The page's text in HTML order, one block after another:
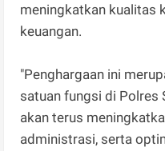
meningkatkan kualitas
keuangan.
"Penghargaan ini
satuan fungsi di Polres
akan terus
administrasi, serta